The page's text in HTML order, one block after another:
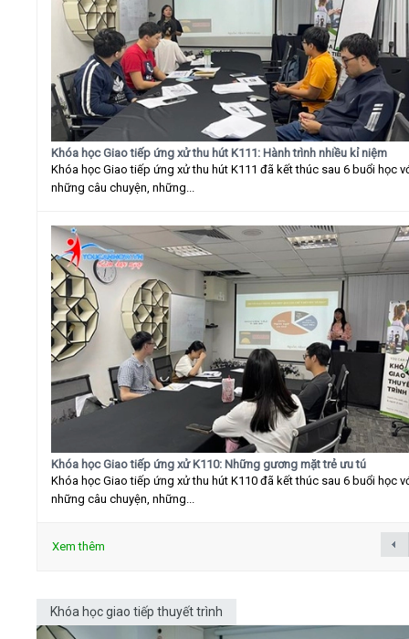
Khóa học Giao tiếp ứng xử thu hút K111: Hành trình nhiều kỉ niệm
Khóa học Giao tiếp ứng xử thu hút K111 đã kết thúc sau 6 buổi học
những câu chuyện, những...
Khóa học Giao tiếp ứng xử K110: Những gương mặt trẻ ưu tú
Khóa học Giao tiếp ứng xử thu hút K110 đã kết thúc sau 6 buổi học
những câu chuyện, những...
Xem thêm
Khóa học giao tiếp thuyết trình